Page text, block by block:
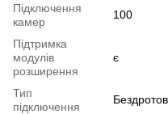
Підключення
камер
100
Підтримка
модулів
розширення
є
Тип
підключення